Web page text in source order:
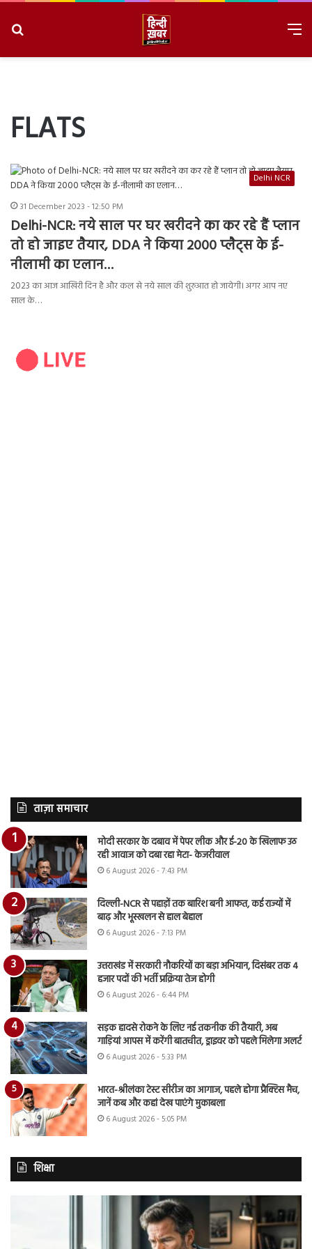
FLATS
Delhi NCR
31 December 2023 - 12:50 PM
Delhi-NCR: नये साल पर घर खरीदने का कर रहे हैं प्लान
तो हो जाइए तैयार, DDA ने किया 2000 प्लैट्स के ई-
नीलामी का एलान…
2023 का आज आखिरी दिन है और कल से नये साल की शुरुआत हो जायेगी। अगर आप नए
साल के…
ताज़ा समाचार
मोदी सरकार के दबाव में पेपर लीक और ई-20 के खिलाफ उठ
रही आवाज को दबा रहा मेटा- केजरीवाल
6 August 2026 - 7:43 PM
दिल्ली-NCR से पहाड़ों तक बारिश बनी आफत, कई राज्यों में
बाढ़ और भूस्खलन से हाल बेहाल
6 August 2026 - 7:13 PM
उत्तराखंड में सरकारी नौकरियों का बड़ा अभियान, दिसंबर तक 4
हजार पदों की भर्ती प्रक्रिया तेज होगी
6 August 2026 - 6:44 PM
सड़क हादसे रोकने के लिए नई तकनीक की तैयारी, अब
गाड़ियां आपस में करेंगी बातचीत, ड्राइवर को पहले मिलेगा अलर्ट
6 August 2026 - 5:33 PM
भारत-श्रीलंका टेस्ट सीरीज का आगाज, पहले होगा प्रैक्टिस मैच,
जानें कब और कहां देख पाएंगे मुकाबला
6 August 2026 - 5:05 PM
शिक्षा